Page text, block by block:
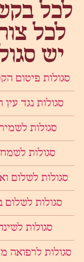
לכל
לכל
יש
סגולות פיטום
סגולות נגד עין
סגולות
סגולות
סגולות לשלום
סגולות לשלום
סגולות
סגולות לרפואה